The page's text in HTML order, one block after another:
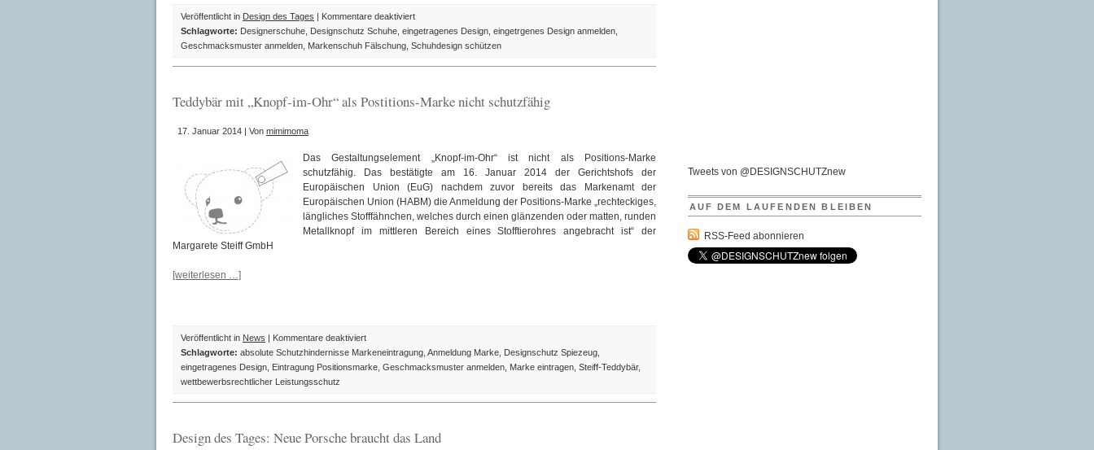
Veröffentlicht in Design des Tages Kommentare deaktiviertfür
Design
des
aus
Schlagworte: Designerschuhe, Designschutz Schuhe, eingetragenes Design, eingetrgenes Design anmelden,
Geschmacksmuster anmelden, Markenschuh Fälschung, Schuhdesign schützen
Teddybär mit „Knopf-im-Ohr“ als Postitions-Marke nicht schutzfähig
17. Januar 2014 | Von mimimoma
Das Gestaltungselement „Knopf-im-Ohr“ ist nicht als Positions-Marke
schutzfähig. Das bestätigte am 16. Januar 2014 der Gerichtshofs der
Europäischen Union (EuG) nachdem zuvor bereits das Markenamt der
Europäischen Union (HABM) die Anmeldung der Positions-Marke „rechteckiges,
längliches Stofffähnchen, welches durch einen glänzenden oder matten, runden
Metallknopf im mittleren Bereich eines Stofftierohres angebracht ist“ der
Margarete Steiff GmbH
[weiterlesen …]
Veröffentlicht in News Kommentare deaktiviertfür
Teddybär
mit
Postitions-
Schlagworte: absolute Schutzhindernisse Markeneintragung, Anmeldung Marke, Designschutz Spiezeug,
eingetragenes Design, Eintragung Positionsmarke, Geschmacksmuster anmelden, Marke eintragen, Steiff-Teddybär,
wettbewerbsrechtlicher Leistungsschutz
Design des Tages: Neue Porsche braucht das Land
Tweets von @DESIGNSCHUTZnew
AUF DEM LAUFENDEN BLEIBEN
RSS-Feed abonnieren